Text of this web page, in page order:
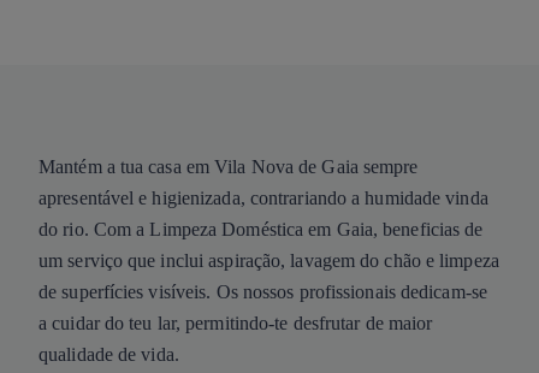
Mantém a tua casa em Vila Nova de Gaia sempre
apresentável e higienizada, contrariando a humidade vinda
do rio. Com a Limpeza Doméstica em Gaia, beneficias de
um serviço que inclui aspiração, lavagem do chão e limpeza
de superfícies visíveis. Os nossos profissionais dedicam-se
a cuidar do teu lar, permitindo-te desfrutar de maior
qualidade de vida.